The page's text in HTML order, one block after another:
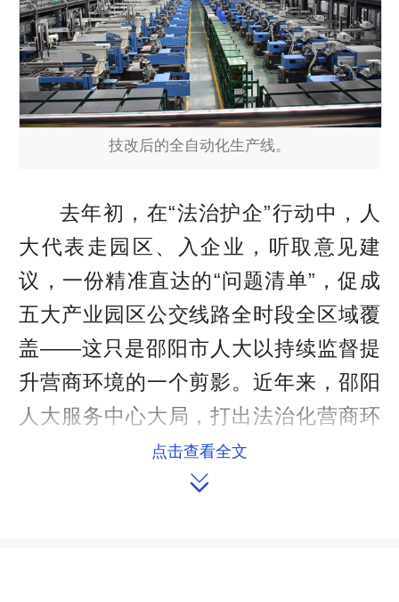
技改后的全自动化生产线。
去年初，在“法治护企”行动中，人
大代表走园区、入企业，听取意见建
议，一份精准直达的“问题清单”，促成
五大产业园区公交线路全时段全区域覆
盖——这只是邵阳市人大以持续监督提
升营商环境的一个剪影。近年来，邵阳
人大服务中心大局，打出法治化营商环
境建设“组合拳”，专题调研、执法检
查、满意度测评、专题询问、整改“回头
点击查看全文
